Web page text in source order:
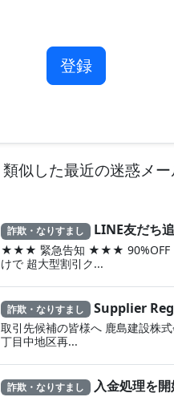
登録
類似した最近の迷惑メ
詐欺・なりすまし LINE友だち
★★★ 緊急告知 ★★★ 90%OFF
けで 超大型割引ク...
詐欺・なりすまし Supplier
取引先候補の皆様へ 鹿島建設株
丁目中地区再...
詐欺・なりすまし 入金処理を開